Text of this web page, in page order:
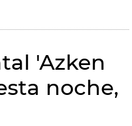
'Azken
noche,